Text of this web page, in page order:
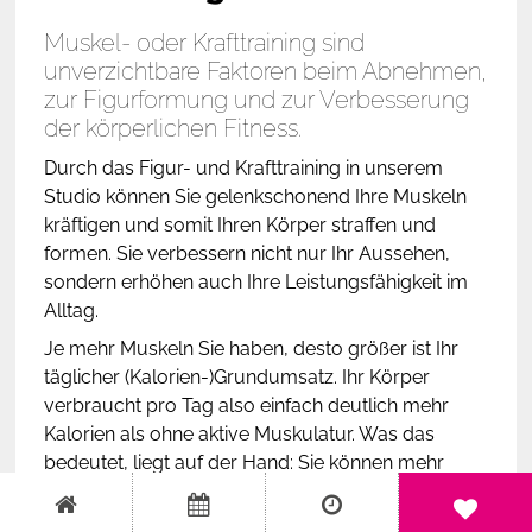
Muskel- oder Krafttraining sind
unverzichtbare Faktoren beim Abnehmen,
zur Figurformung und zur Verbesserung
der körperlichen Fitness.
Durch das Figur- und Krafttraining in unserem
Studio können Sie gelenkschonend Ihre Muskeln
kräftigen und somit Ihren Körper straffen und
formen. Sie verbessern nicht nur Ihr Aussehen,
sondern erhöhen auch Ihre Leistungsfähigkeit im
Alltag.
Je mehr Muskeln Sie haben, desto größer ist Ihr
täglicher (Kalorien-)Grundumsatz. Ihr Körper
verbraucht pro Tag also einfach deutlich mehr
Kalorien als ohne aktive Muskulatur. Was das
bedeutet, liegt auf der Hand: Sie können mehr
essen ohne zuzunehmen!